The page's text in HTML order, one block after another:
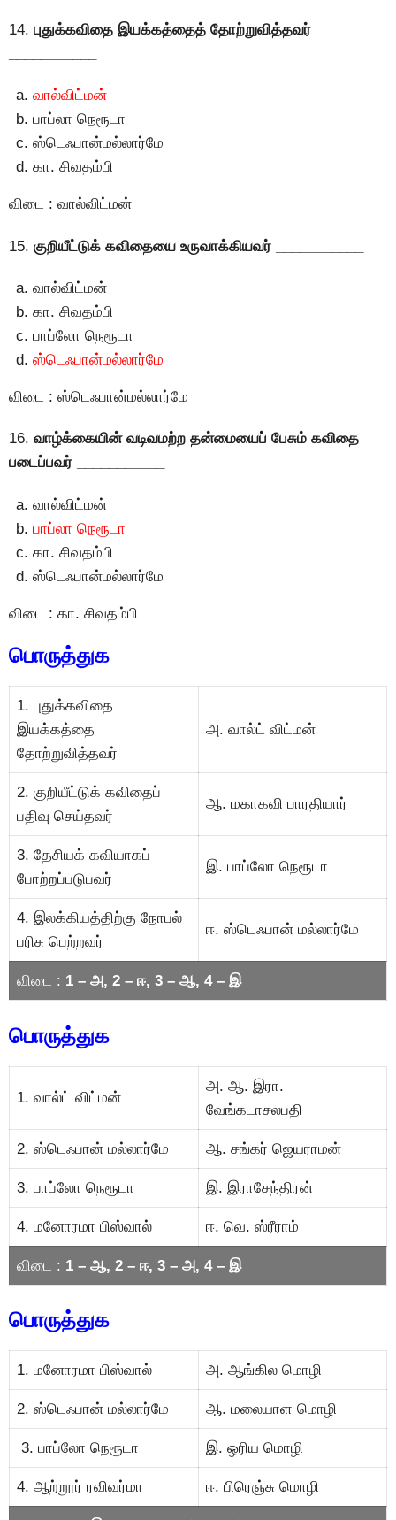
14. புதுக்கவிதை இயக்கத்தைத் தோற்றுவித்தவர்
வால்விட்மன்
பாப்லா நெரூடா
ஸ்டெஃபான்மல்லார்மே
கா. சிவதம்பி
விடை : வால்விட்மன்
15. குறியீட்டுக் கவிதையை உருவாக்கியவர் ___________
வால்விட்மன்
கா. சிவதம்பி
பாப்லோ நெரூடா
ஸ்டெஃபான்மல்லார்மே
விடை : ஸ்டெஃபான்மல்லார்மே
16. வாழ்க்கையின் வடிவமற்ற தன்மையைப் பேசும் கவிதை
படைப்பவர் ___________
வால்விட்மன்
பாப்லா நெரூடா
கா. சிவதம்பி
ஸ்டெஃபான்மல்லார்மே
விடை : கா. சிவதம்பி
பொருத்துக
1. புதுக்கவிதை
இயக்கத்தை
தோற்றுவித்தவர்
அ. வால்ட் விட்மன்
2. குறியீட்டுக் கவிதைப்
பதிவு செய்தவர்
ஆ. மகாகவி பாரதியார்
3. தேசியக் கவியாகப்
போற்றப்படுபவர்
இ. பாப்லோ நெரூடா
4. இலக்கியத்திற்கு நோபல்
பரிசு பெற்றவர்
ஈ. ஸ்டெஃபான் மல்லார்மே
விடை : 1 – அ, 2 – ஈ, 3 – ஆ, 4 – இ
பொருத்துக
1. வால்ட் விட்மன்
அ. ஆ. இரா.
வேங்கடாசலபதி
2. ஸ்டெஃபான் மல்லார்மே ஆ. சங்கர் ஜெயராமன்
3. பாப்லோ நெரூடா இ. இராசேந்திரன்
4. மனோரமா பிஸ்வால் ஈ. வெ. ஸ்ரீராம்
விடை : 1 – ஆ, 2 – ஈ, 3 – அ, 4 – இ
பொருத்துக
1. மனோரமா பிஸ்வால் அ. ஆங்கில மொழி
2. ஸ்டெஃபான் மல்லார்மே ஆ. மலையாள மொழி
3. பாப்லோ நெரூடா இ. ஒரிய மொழி
4. ஆற்றூர் ரவிவர்மா ஈ. பிரெஞ்சு மொழி